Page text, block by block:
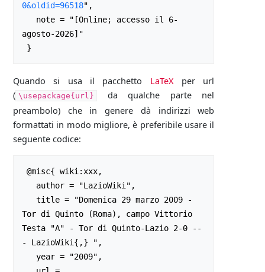
0&oldid=96518",
agosto-2026]"
Quando si usa il pacchetto LaTeXper url
( \usepackage{url}
da qualche parte nel
preambolo) che in genere dà indirizzi web
formattati in modo migliore, è preferibile usare il
seguente codice:
Tor di Quinto (Roma), campo Vittorio
Testa "A" - Tor di Quinto-Lazio 2-0 --
- LazioWiki{,} ",